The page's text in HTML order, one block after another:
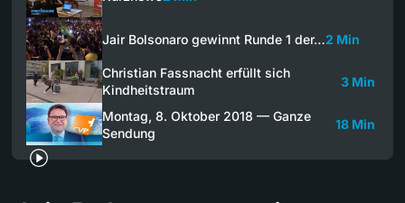
Jair Bolsonaro gewinnt Runde 1 der…2 Min
Christian Fassnacht erfüllt sich
Kindheitstraum
3 Min
Montag, 8. Oktober 2018 — Ganze
Sendung
18 Min